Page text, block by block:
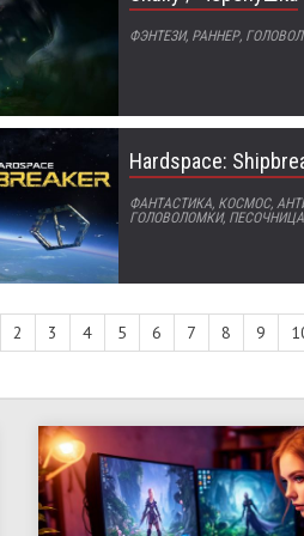
ФЭНТЕЗИ, РАННЕР,
Hardspace:
ФАНТАСТИКА, КОСМОС,
ГОЛОВОЛОМКИ,
2 3 4 5 6 7 8 9